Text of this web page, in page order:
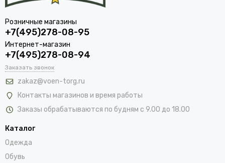
Розничные магазины
+7(495)278-08-95
Интернет-магазин
+7(495)278-08-94
Заказать звонок
zakaz@voen-torg.ru
Контакты магазинов и время работы
Заказы обрабатываются по будням с 9.00 до 18.00
Каталог
Одежда
Обувь